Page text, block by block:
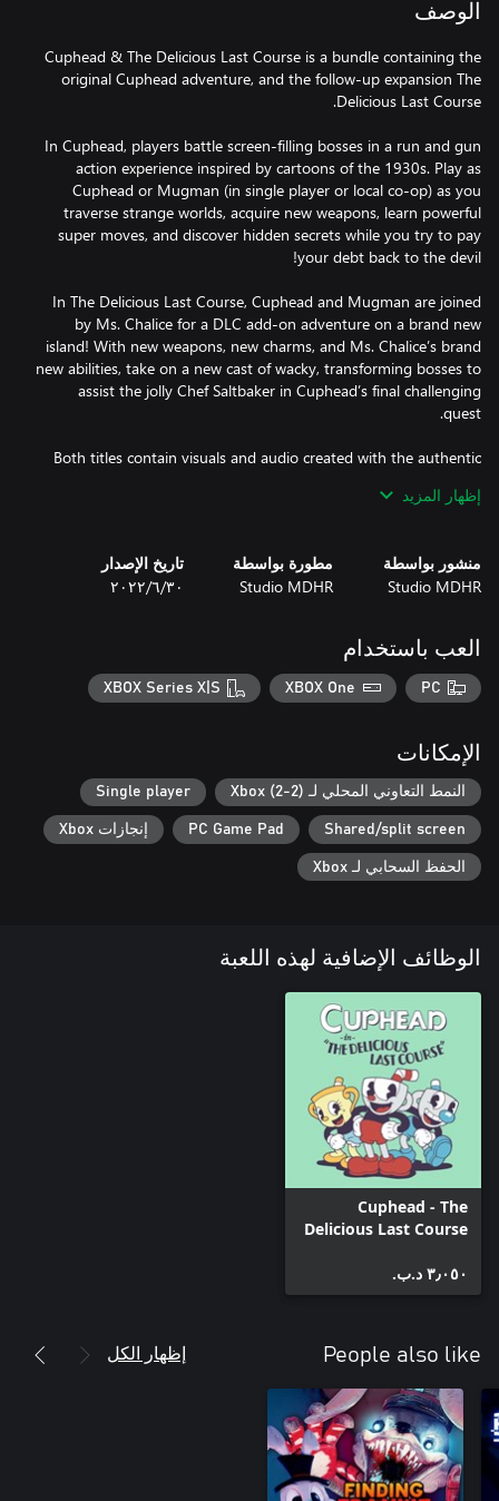
الوصف
Cuphead & The Delicious Last Course is a bundle containing the
original Cuphead adventure, and the follow-up expansion The
In Cuphead, players battle screen-filling bosses in a run and gun
action experience inspired by cartoons of the 1930s. Play as
Cuphead or Mugman (in single player or local co-op) as you
traverse strange worlds, acquire new weapons, learn powerful
super moves, and discover hidden secrets while you try to pay
In The Delicious Last Course, Cuphead and Mugman are joined
by Ms. Chalice for a DLC add-on adventure on a brand new
island! With new weapons, new charms, and Ms. Chalice’s brand
new abilities, take on a new cast of wacky, transforming bosses to
assist the jolly Chef Saltbaker in Cuphead’s final challenging
Both titles contain visuals and audio created with the authentic
hand drawn cel animation, watercolor backgrounds, and hours of
Note: The Delicious Last Course can be experienced shortly after
beginning the original Cuphead game, and Ms. Chalice can be
إظهار المزيد
منشور بواسطة
Studio MDHR
مطورة بواسطة
Studio MDHR
تاريخ الإصدار
٣٠‏/٦‏/٢٠٢٢
العب باستخدام
PC
XBOX One
XBOX Series X|S
الإمكانات
النمط التعاوني المحلي لـ Xbox (2-2) Single player
Shared/split screen
PC Game Pad إنجازات Xbox
الحفظ السحابي لـ Xbox
الوظائف الإضافية لهذه اللعبة
Cuphead - The
Delicious Last Course
٣٫٠٥٠ د.ب.‏
People also like إظهار الكل